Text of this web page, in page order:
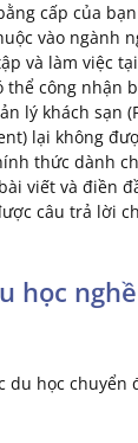
cấp của
vào ngành
và làm việc
thể công nhận
lý khách sạn
lại không
thức dành
viết và điền
câu trả lời
học
du học chuyển